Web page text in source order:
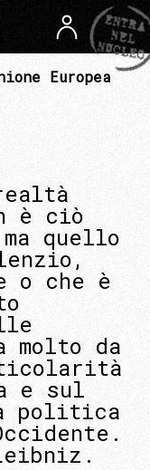
Europea
è ciò
quello
o che è
molto da
e sul
politica